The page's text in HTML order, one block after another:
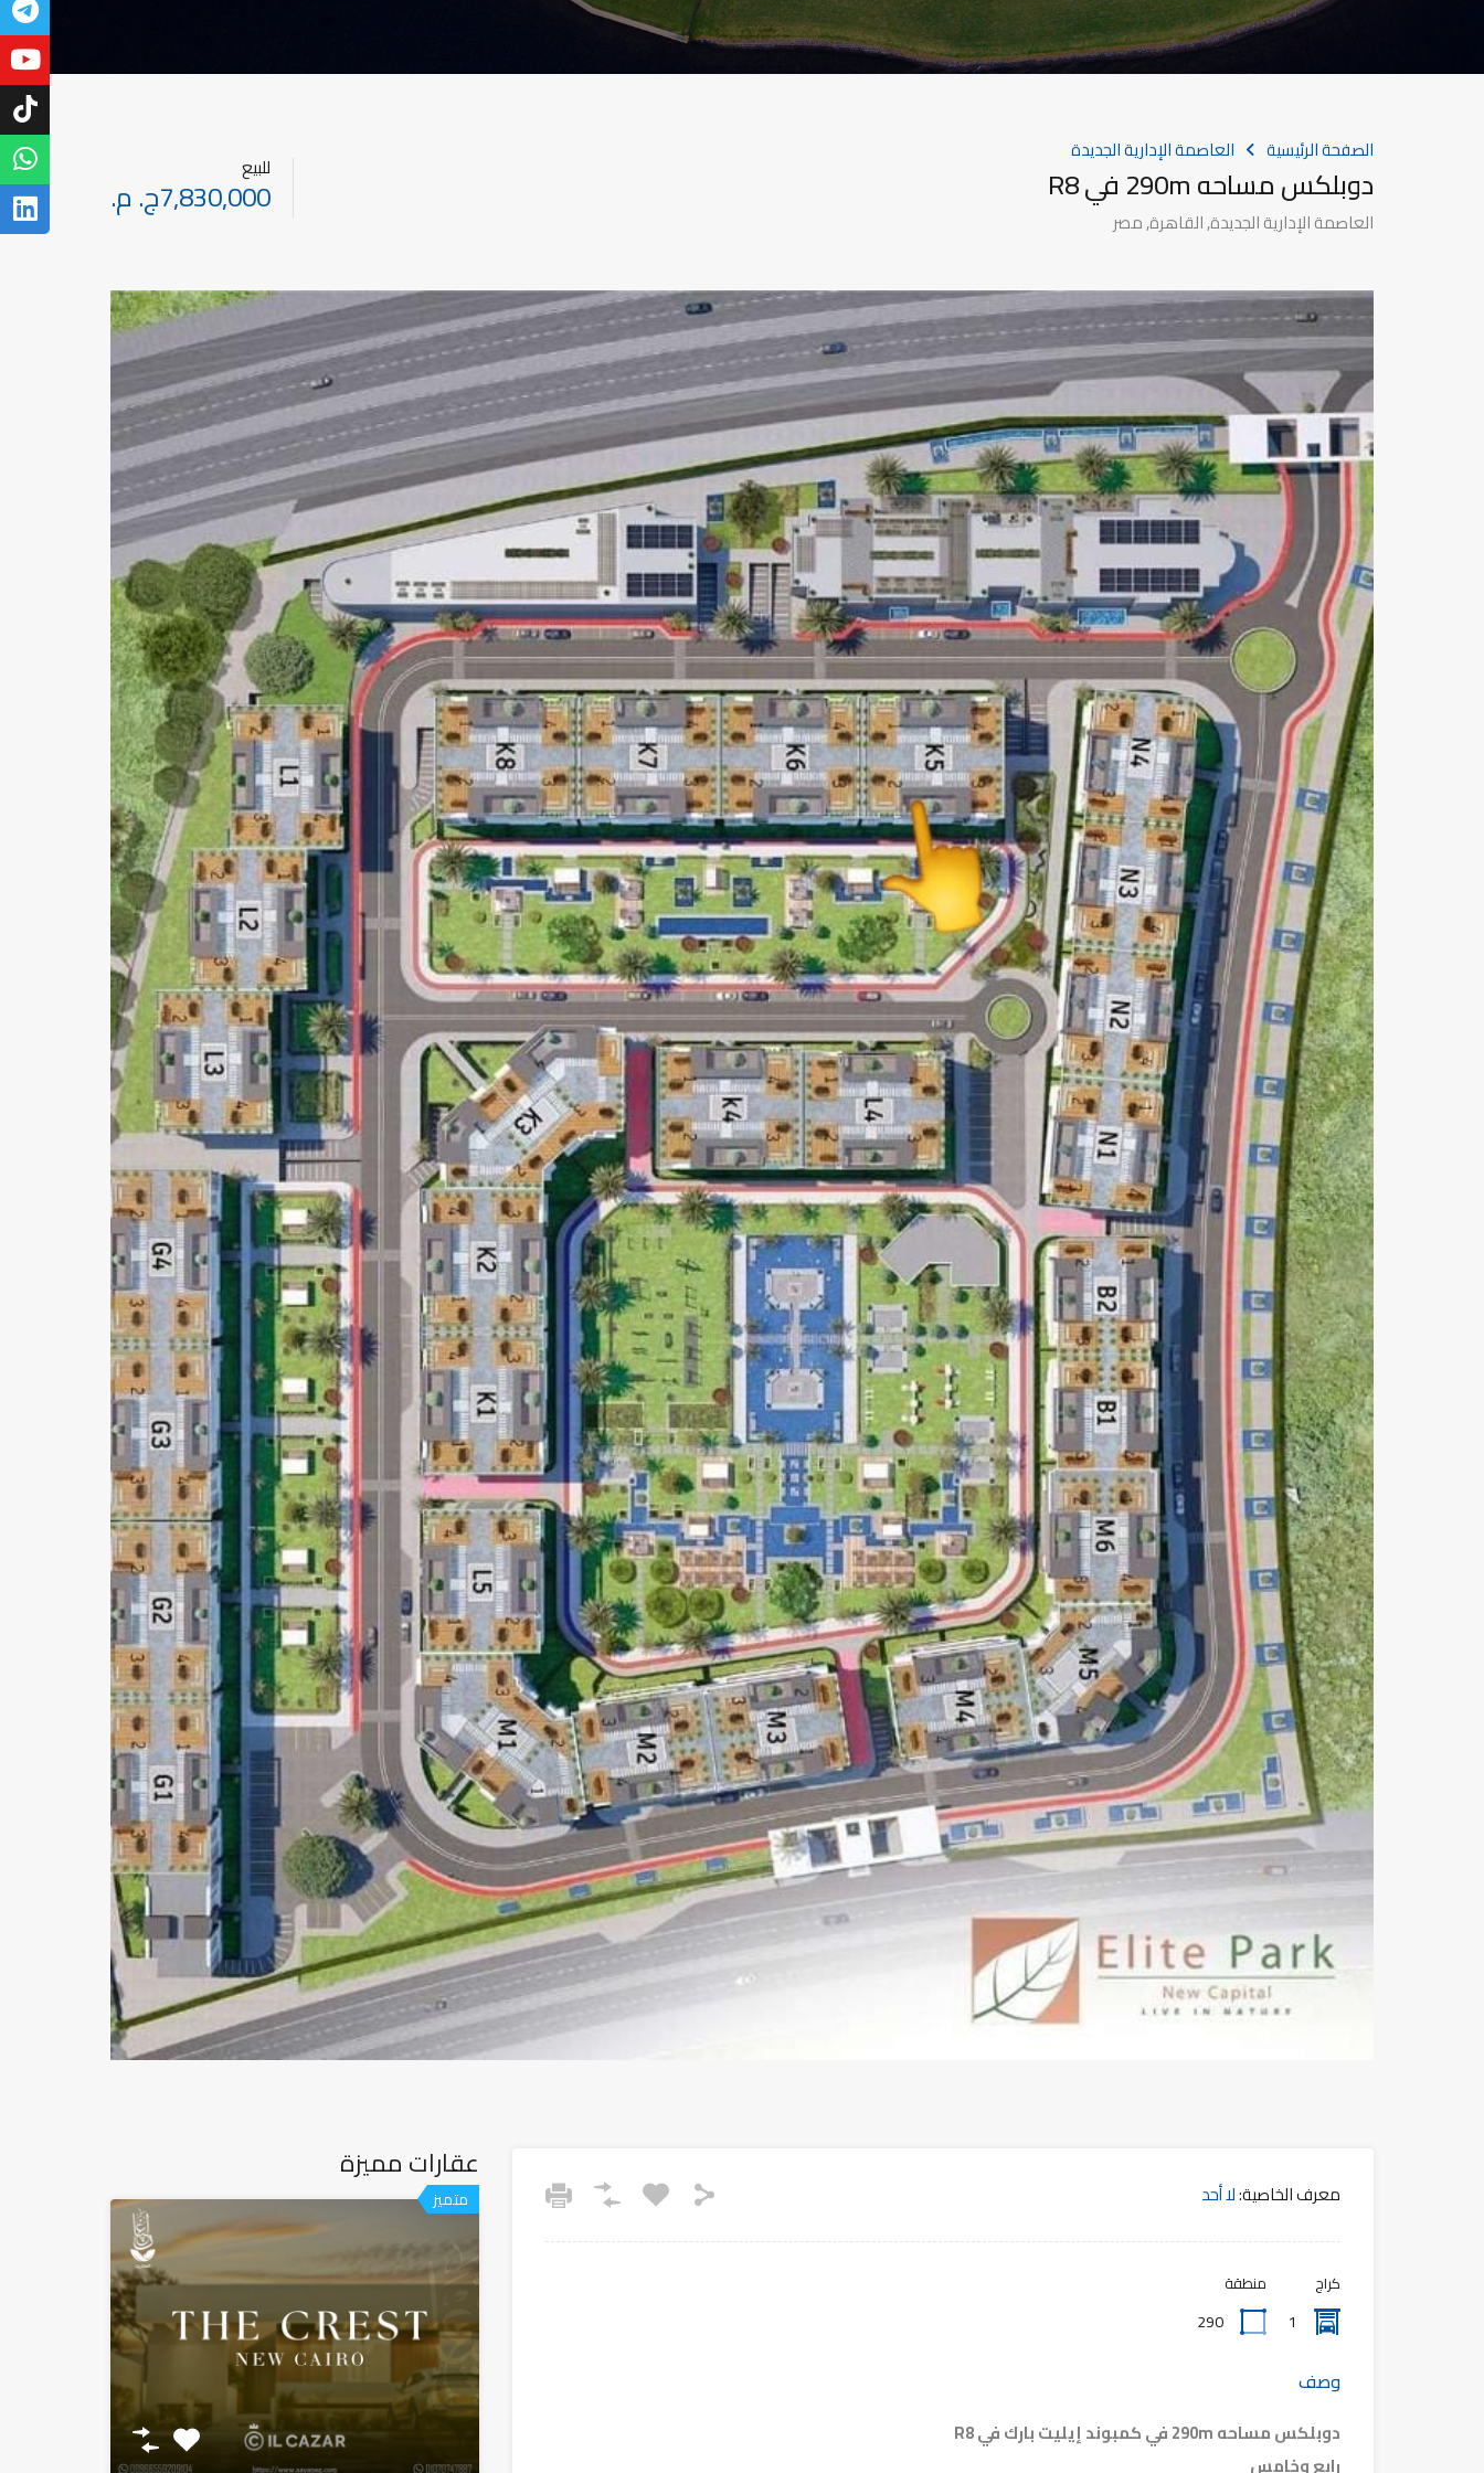
الصفحة الرئيسية العاصمة الإدارية الجديدة
دوبلكس مساحه 290m في R8
العاصمة الإدارية الجديدة, القاهرة, مصر
للبيع
7,830,000ج. م.
معرف الخاصية:لا أحد
كراج
1
منطقة
290
وصف
دوبلكس مساحه 290m في كمبوند إيليت بارك في R8
رابع وخامس
عقارات مميزة
متميز